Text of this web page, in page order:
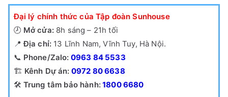
Đại lý chính thức của Tập đoàn Sunhouse
🕗 Mở cửa:8h sáng – 21h tối
📍Địa chỉ: 13 Lĩnh Nam, Vĩnh Tuy, Hà Nội.
📞 Phone/Zalo: 0963 84 5533
🏗️ Kênh Dự án: 0972 80 6638
🛠️ Trung tâm bảo hành:1800 6680